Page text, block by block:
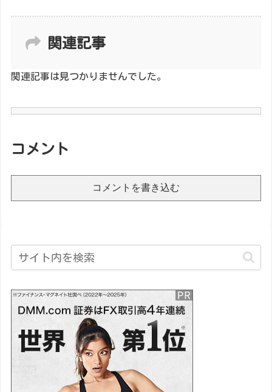
関連記事
関連記事は見つかりませんでした。
コメント
コメントを書き込む